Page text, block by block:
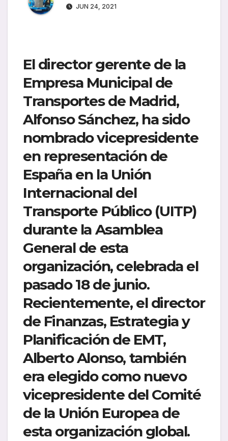
JUN 24, 2021
El director gerente de la
Empresa Municipal de
Transportes de Madrid,
Alfonso Sánchez, ha sido
nombrado vicepresidente
en representación de
España en la Unión
Internacional del
Transporte Público (UITP)
durante la Asamblea
General de esta
organización, celebrada el
pasado 18 de junio.
Recientemente, el director
de Finanzas, Estrategia y
Planificación de EMT,
Alberto Alonso, también
era elegido como nuevo
vicepresidente del Comité
de la Unión Europea de
esta organización global.